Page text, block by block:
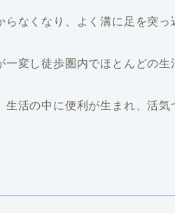
らなくなり、よく溝に足を突
一変し徒歩圏内でほとんどの生
活の中に便利が生まれ、活気